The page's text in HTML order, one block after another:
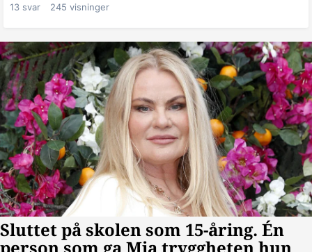
13 svar 245 visninger